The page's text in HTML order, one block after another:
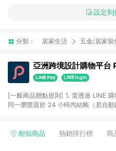
設定到
分類： 居家生活 五金/居家裝
亞洲跨境設計購物平台
[一般商品贈點規則] 1. 需透過 LINE
同一瀏覽器於 24 小時內結帳（若自
回饋訂單不得享有 Pinkoi 站方優惠，
相似商品 熱銷排行榜 商